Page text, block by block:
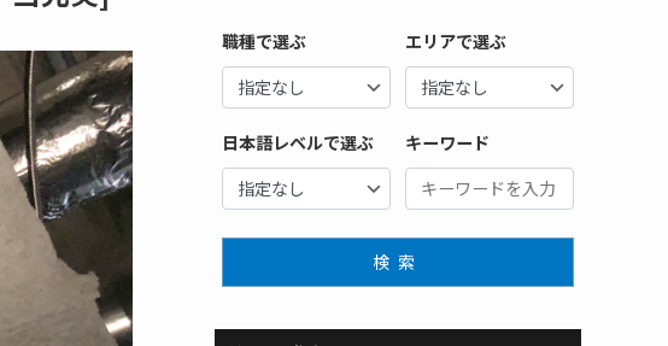
職種で選ぶ エリアで選ぶ
日本語レベルで選ぶ キーワード
検索